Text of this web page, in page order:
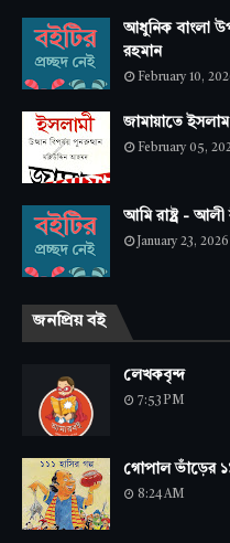
আধুনিক বাংলা
রহমান
February 10,
জামায়াতে
February 05,
আমি রাষ্ট্র - আলী
January 23, 2026
জনপ্রিয় বই
লেখকবৃন্দ
7:53 PM
গোপাল ভাঁড়ের
8:24 AM